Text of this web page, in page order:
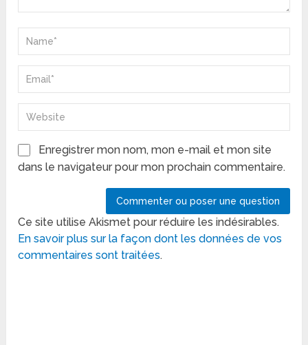
Enregistrer mon nom, mon e-mail et mon site
dans le navigateur pour mon prochain commentaire.
Ce site utilise Akismet pour réduire les indésirables.
En savoir plus sur la façon dont les données de vos
commentaires sont traitées.